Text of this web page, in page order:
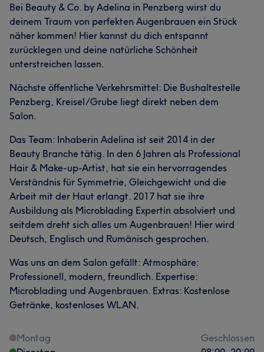
Bei Beauty & Co. by Adelina in Penzberg wirst du
deinem Traum von perfekten Augenbrauen ein Stück
näher kommen! Hier kannst du dich entspannt
zurücklegen und deine natürliche Schönheit
unterstreichen lassen.
Nächste öffentliche Verkehrsmittel: Die Bushaltestelle
Penzberg, Kreisel/Grube liegt direkt neben dem
Salon.
Das Team: Inhaberin Adelina ist seit 2014 in der
Beauty Branche tätig. In den 6 Jahren als Professional
Hair & Make-up-Artist, hat sie ein hervorragendes
Verständnis für Symmetrie, Gleichgewicht und die
Arbeit mit der Haut erlangt. 2017 hat sie ihre
Ausbildung als Microblading Expertin absolviert und
seitdem dreht sich alles um Augenbrauen! Hier wird
Deutsch, Englisch und Rumänisch gesprochen.
Was uns an dem Salon gefällt: Atmosphäre:
Professionell, modern, freundlich. Expertise:
Microblading und Augenbrauen. Extras: Kostenlose
Getränke, kostenloses WLAN.
Montag
Geschlossen